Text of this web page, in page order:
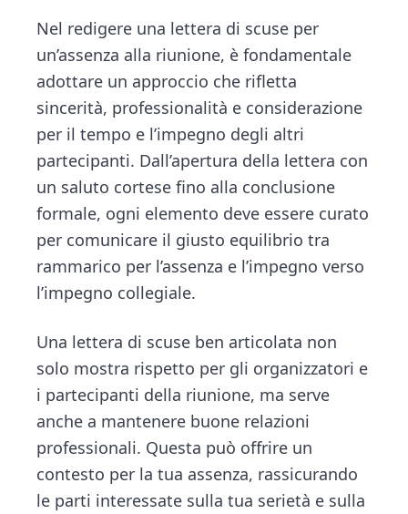
Nel redigere una lettera di scuse per
un’assenza alla riunione, è fondamentale
adottare un approccio che rifletta
sincerità, professionalità e considerazione
per il tempo e l’impegno degli altri
partecipanti. Dall’apertura della lettera con
un saluto cortese fino alla conclusione
formale, ogni elemento deve essere curato
per comunicare il giusto equilibrio tra
rammarico per l’assenza e l’impegno verso
l’impegno collegiale.
Una lettera di scuse ben articolata non
solo mostra rispetto per gli organizzatori e
i partecipanti della riunione, ma serve
anche a mantenere buone relazioni
professionali. Questa può offrire un
contesto per la tua assenza, rassicurando
le parti interessate sulla tua serietà e sulla